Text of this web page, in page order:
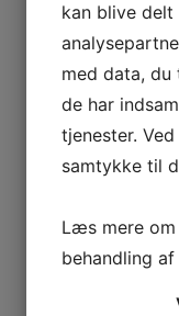
kan blive delt
med data,
de har
tjenester.
samtykke til
Læs mere
behandling